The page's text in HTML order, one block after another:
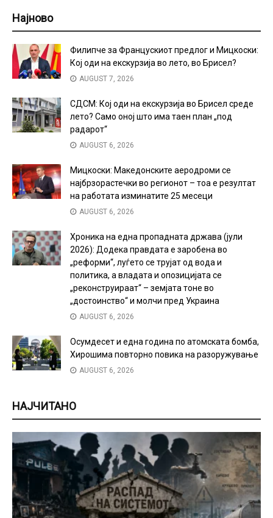
Најново
Филипче за Францускиот предлог и Мицкоски:
Кој оди на екскурзија во лето, во Брисел?
AUGUST 7, 2026
СДСМ: Кој оди на екскурзија во Брисел среде
лето? Само оној што има таен план „под
радарот“
AUGUST 6, 2026
Мицкоски: Македонските аеродроми се
најбрзорастечки во регионот – тоа е резултат
на работата изминатите 25 месеци
AUGUST 6, 2026
Хроника на една пропадната држава (јули
2026): Додека правдата е заробена во
„реформи“, луѓето се трујат од вода и
политика, а владата и опозицијата се
„реконструираат“ – земјата тоне во
„достоинство“ и молчи пред Украина
AUGUST 6, 2026
Осумдесет и една година по атомската бомба,
Хирошима повторно повика на разоружување
AUGUST 6, 2026
НАЈЧИТАНО